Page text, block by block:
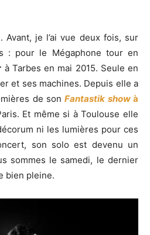
Avant, je l’ai vue deux fois, sur
: pour le Mégaphone tour en
à Tarbes en mai 2015. Seule en
et ses machines. Depuis elle a
de sonFantastik showà
Et même si à Toulouse elle
ni les lumières pour ces
son solo est devenu un
sommes le samedi, le dernier
bien pleine.